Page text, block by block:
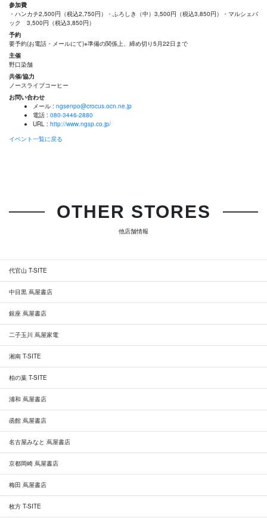
参加費
・ハンカチ2,500円（税込2,750円）・ふろしき（中）3,500円（税込3,850円）・マルシェバ
ック 3,500円（税込3,850円）
予約
要予約(お電話・メールにて)※準備の関係上、締め切り5月22日まで
主催
野口染舗
共催/協力
ノースライブコーヒー
お問い合わせ
メール : ngsenpo@crocus.ocn.ne.jp
電話 : 080-3446-2880
URL : http://www.ngsp.co.jp/
イベント一覧に戻る
OTHER STORES
他店舗情報
代官山 T-SITE
中目黒 蔦屋書店
銀座 蔦屋書店
二子玉川 蔦屋家電
湘南 T-SITE
柏の葉 T-SITE
浦和 蔦屋書店
函館 蔦屋書店
名古屋みなと 蔦屋書店
京都岡崎 蔦屋書店
梅田 蔦屋書店
枚方 T-SITE